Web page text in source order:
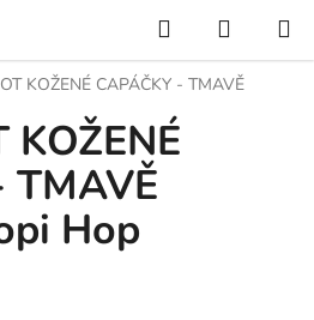
Hledat
KOŠÍK
KOŽENÉ CAPÁČKY - TMAVĚ
KOŽENÉ
TMAVĚ
Hop